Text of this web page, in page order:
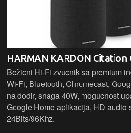
HARMAN KARDON Citation
Bežicni Hi-Fi zvucnik sa premium
Wi-Fi, Bluetooth, Chromecast,
na dodir, snaga 40W, mogucnost
Google Home aplikacija, HD audio
24Bits/96Khz.